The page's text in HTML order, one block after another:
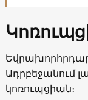
Ադրբեջանում
կոռուպցիան։